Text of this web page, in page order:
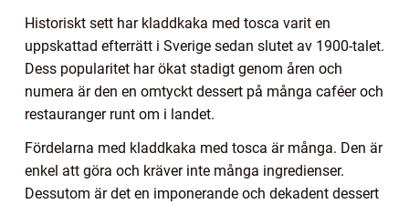
Historiskt sett har kladdkaka med tosca varit en
uppskattad efterrätt i Sverige sedan slutet av 1900-talet.
Dess popularitet har ökat stadigt genom åren och
numera är den en omtyckt dessert på många caféer och
restauranger runt om i landet.
Fördelarna med kladdkaka med tosca är många. Den är
enkel att göra och kräver inte många ingredienser.
Dessutom är det en imponerande och dekadent dessert